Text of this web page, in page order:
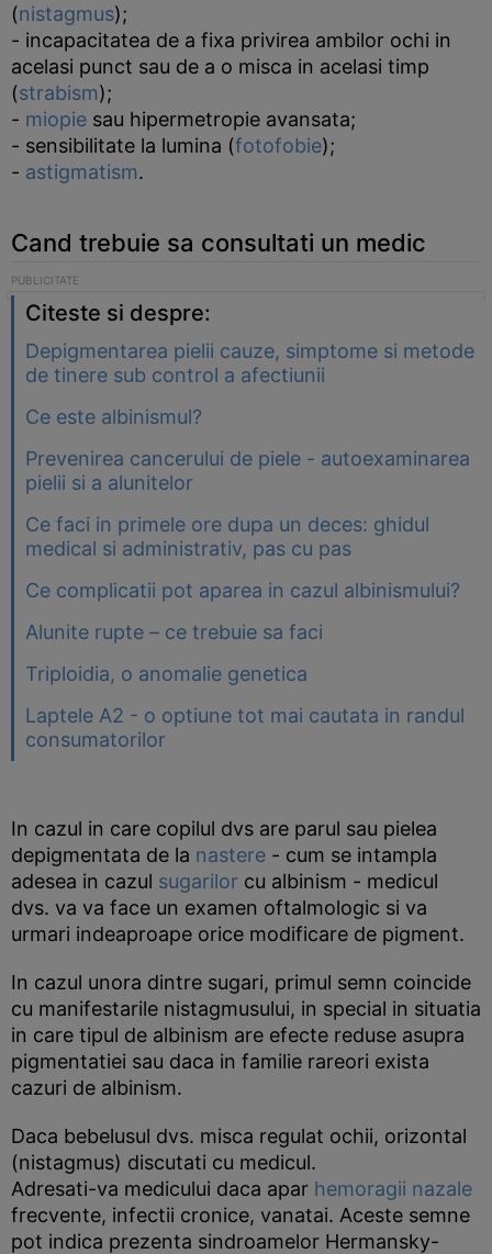
(nistagmus);
- incapacitatea de a fixa privirea ambilor ochi in
acelasi punct sau de a o misca in acelasi timp
(strabism);
- miopie sau hipermetropie avansata;
- sensibilitate la lumina (fotofobie);
- astigmatism.
Cand trebuie sa consultati un medic
Citeste si despre:
Depigmentarea pielii cauze, simptome si metode
de tinere sub control a afectiunii
Ce este albinismul?
Prevenirea cancerului de piele - autoexaminarea
pielii si a alunitelor
Ce faci in primele ore dupa un deces: ghidul
medical si administrativ, pas cu pas
Ce complicatii pot aparea in cazul albinismului?
Alunite rupte – ce trebuie sa faci
Triploidia, o anomalie genetica
Laptele A2 - o optiune tot mai cautata in randul
consumatorilor
In cazul in care copilul dvs are parul sau pielea
depigmentata de la nastere - cum se intampla
adesea in cazul sugarilor cu albinism - medicul
dvs. va va face un examen oftalmologic si va
urmari indeaproape orice modificare de pigment.
In cazul unora dintre sugari, primul semn coincide
cu manifestarile nistagmusului, in special in situatia
in care tipul de albinism are efecte reduse asupra
pigmentatiei sau daca in familie rareori exista
cazuri de albinism.
Daca bebelusul dvs. misca regulat ochii, orizontal
(nistagmus) discutati cu medicul.
Adresati-va medicului daca apar hemoragii nazale
frecvente, infectii cronice, vanatai. Aceste semne
pot indica prezenta sindroamelor Hermansky-